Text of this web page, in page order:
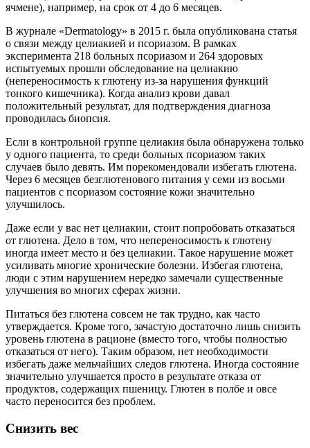
ячмене), например, на срок от 4 до 6 месяцев.
В журнале «Dermatology» в 2015 г. была опубликована статья
о связи между целиакией и псориазом. В рамках
эксперимента 218 больных псориазом и 264 здоровых
испытуемых прошли обследование на целиакию
(непереносимость к глютену из-за нарушения функций
тонкого кишечника). Когда анализ крови давал
положительный результат, для подтверждения диагноза
проводилась биопсия.
Если в контрольной группе целиакия была обнаружена только
у одного пациента, то среди больных псориазом таких
случаев было девять. Им порекомендовали избегать глютена.
Через 6 месяцев безглютенового питания у семи из восьми
пациентов с псориазом состояние кожи значительно
улучшилось.
Даже если у вас нет целиакии, стоит попробовать отказаться
от глютена. Дело в том, что непереносимость к глютену
иногда имеет место и без целиакии. Такое нарушение может
усиливать многие хронические болезни. Избегая глютена,
люди с этим нарушением нередко замечали существенные
улучшения во многих сферах жизни.
Питаться без глютена совсем не так трудно, как часто
утверждается. Кроме того, зачастую достаточно лишь снизить
уровень глютена в рационе (вместо того, чтобы полностью
отказаться от него). Таким образом, нет необходимости
избегать даже мельчайших следов глютена. Иногда состояние
значительно улучшается просто в результате отказа от
продуктов, содержащих пшеницу. Глютен в полбе и овсе
часто переносится без проблем.
Снизить вес